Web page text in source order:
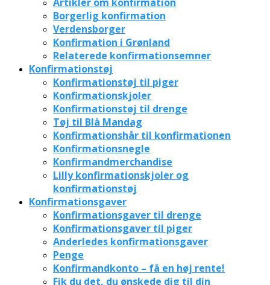
Borgerlig konfirmation
Verdensborger
Konfirmation i Grønland
Relaterede konfirmationsemner
Konfirmationstøj
Konfirmationstøj til piger
Konfirmationskjoler
Konfirmationstøj til drenge
Tøj til Blå Mandag
Konfirmationshår til konfirmationen
Konfirmationsnegle
Konfirmandmerchandise
Lilly konfirmationskjoler og
konfirmationstøj
Konfirmationsgaver
Konfirmationsgaver til drenge
Konfirmationsgaver til piger
Anderledes konfirmationsgaver
Penge
Konfirmandkonto – få en høj rente!
Fik du det, du ønskede dig til din